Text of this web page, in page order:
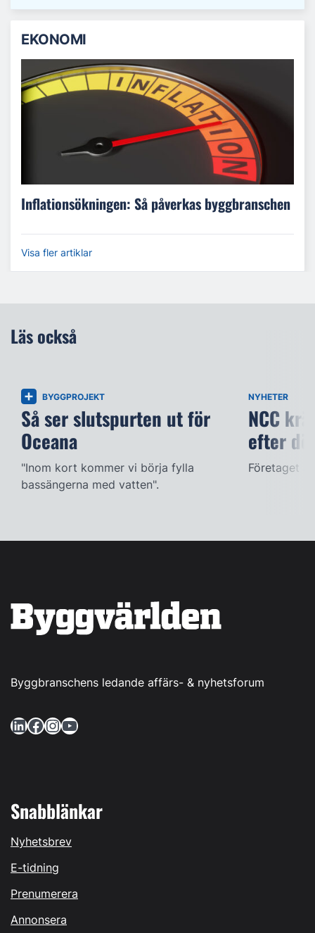
EKONOMI
Inflationsökningen: Så påverkas byggbranschen
Visa fler artiklar
Läs också
BYGGPROJEKT
Så ser slutspurten ut för
Oceana
"Inom kort kommer vi börja fylla
bassängerna med vatten".
NYHETER
NCC
efter
Företaget
Byggbranschens ledande affärs- & nyhetsforum
LinkedIn Facebook InstagramYouTube
Snabblänkar
Nyhetsbrev
E-tidning
Prenumerera
Annonsera